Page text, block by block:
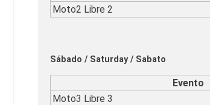
Moto2 Libre 2
Sábado / Saturday / Sabato
Evento
Moto3 Libre 3